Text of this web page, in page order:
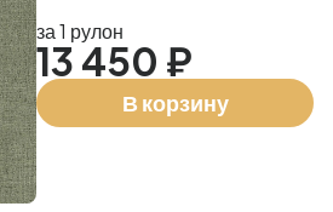
за 1 рулон
13 450 ₽
В корзину